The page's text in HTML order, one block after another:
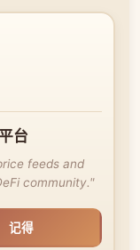
台
feeds and
community."
记得